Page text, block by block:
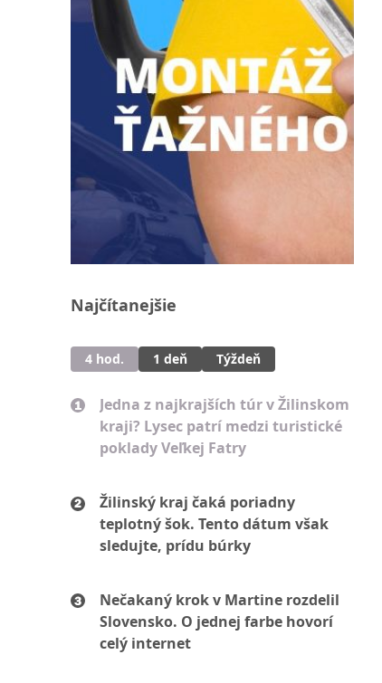
Najčítanejšie
4 hod. 1 deň Týždeň
Jedna z najkrajších túr v Žilinskom
kraji? Lysec patrí medzi turistické
poklady Veľkej Fatry
Žilinský kraj čaká poriadny
teplotný šok. Tento dátum však
sledujte, prídu búrky
Nečakaný krok v Martine rozdelil
Slovensko. O jednej farbe hovorí
celý internet